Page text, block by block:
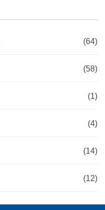
(64)
(58)
(1)
(4)
(14)
(12)